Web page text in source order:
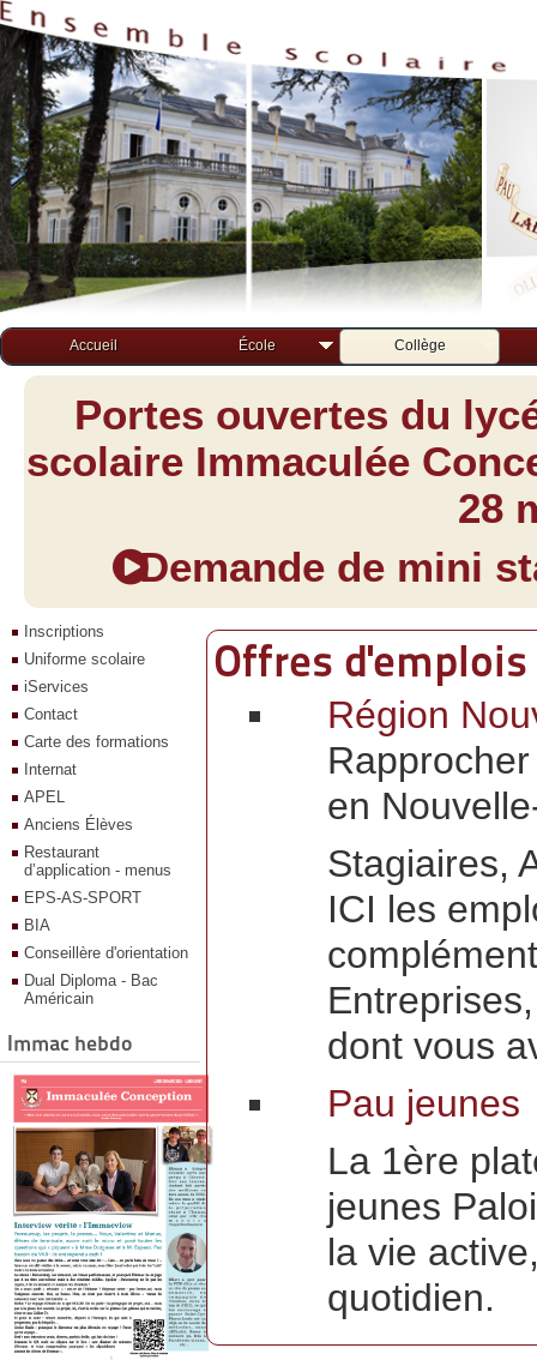
Accueil École Collège
Portes ouvertes du
scolaire Immaculée
28
Demande de mini
Inscriptions
Uniforme scolaire
iServices
Contact
Carte des formations
Internat
APEL
Anciens Élèves
Restaurant
d’application - menus
EPS-AS-SPORT
BIA
Conseillère d'orientation
Dual Diploma - Bac
Américain
Immac hebdo
Offres d'emplois
Région
en
Stagiaires,
ICI les
dont vous
Pau jeunes
La 1ère
jeunes
la vie
quotidien.